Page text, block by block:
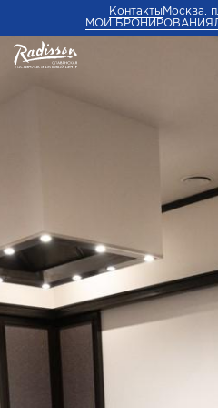
Контакты Москва,
МОИ БРОНИРОВАНИЯ